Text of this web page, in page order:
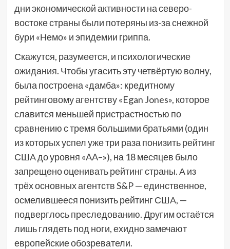
дни экономической активности на северо-
востоке страны были потеряны из-за снежной
бури «Немо» и эпидемии гриппа.
Скажутся, разумеется, и психологические
ожидания. Чтобы угасить эту четвёртую волну,
была построена «дамба»: кредитному
рейтинговому агентству «Egan Jones», которое
славится меньшей пристрастностью по
сравнению с тремя большими братьями (один
из которых успел уже три раза понизить рейтинг
США до уровня «AA–»), на 18 месяцев было
запрещено оценивать рейтинг страны. А из
трёх основных агентств S&P — единственное,
осмелившееся понизить рейтинг США, —
подверглось преследованию. Другим остаётся
лишь глядеть под ноги, ехидно замечают
европейские обозреватели.